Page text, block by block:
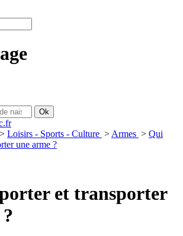
> Loisirs - Sports - Culture > Armes > Qui
une arme ?
et transporter